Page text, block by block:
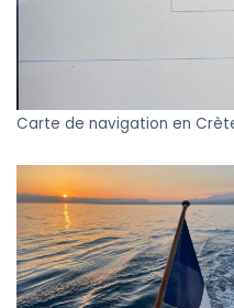
Carte de navigation en